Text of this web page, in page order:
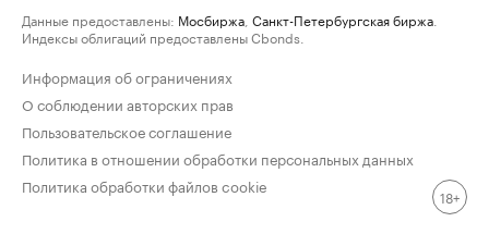
Данные предоставлены: Мосбиржа Санкт-Петербургская биржа
Индексы облигаций предоставлены Cbonds.
Информация об ограничениях
О соблюдении авторских прав
Пользовательское соглашение
Политика в отношении обработки персональных данных
Политика обработки файлов cookie
18+